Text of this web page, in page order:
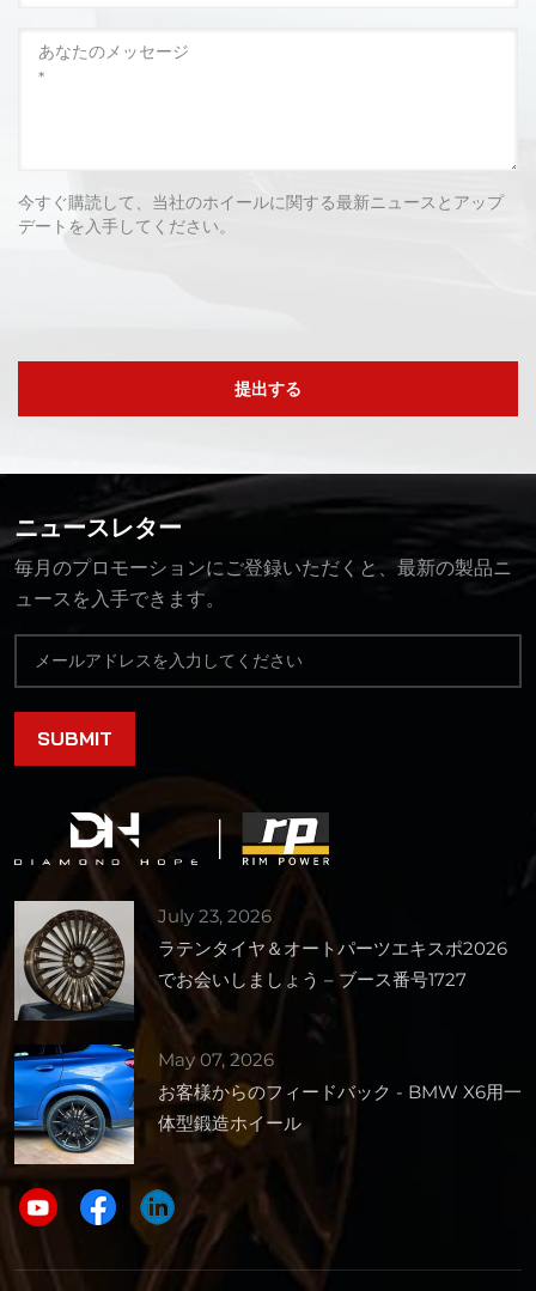
今すぐ購読して、当社のホイールに関する最新ニュースとアップ
デートを入手してください。
提出する
ニュースレター
毎月のプロモーションにご登録いただくと、最新の製品ニ
ュースを入手できます。
July 23, 2026
ラテンタイヤ＆オートパーツエキスポ2026
でお会いしましょう – ブース番号1727
May 07, 2026
お客様からのフィードバック - BMW X6用一
体型鍛造ホイール